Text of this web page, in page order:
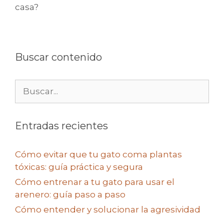
casa?
Buscar contenido
Entradas recientes
Cómo evitar que tu gato coma plantas
tóxicas: guía práctica y segura
Cómo entrenar a tu gato para usar el
arenero: guía paso a paso
Cómo entender y solucionar la agresividad